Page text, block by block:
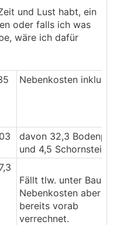
und dann nat.
(im AiO
der
keine
oder
etc.)
Aufpreis für
bessere Türen,
Kaminkehrer, paar
E-Verteiler ...)
der
und Lust habt, ein
oder falls ich was
wäre ich dafür
Nebenkosten
davon 32,3
und 4,5 Schornstein
Fällt tlw. unter Bau-
Nebenkosten aber
bereits vorab
verrechnet.